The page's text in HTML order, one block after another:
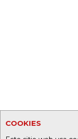
COOKIES